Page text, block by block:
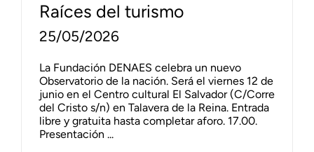
Raíces del turismo
25/05/2026
La Fundación DENAES celebra un nuevo
Observatorio de la nación. Será el viernes 12 de
junio en el Centro cultural El Salvador (C/Corre
del Cristo s/n) en Talavera de la Reina. Entrada
libre y gratuita hasta completar aforo. 17.00.
Presentación ...